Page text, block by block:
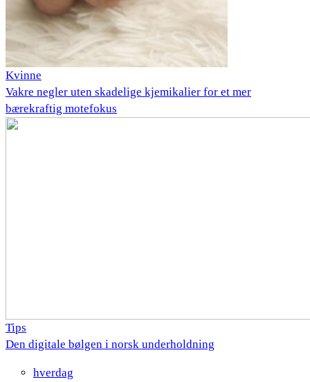
Kvinne
Vakre negler uten skadelige kjemikalier for et mer
bærekraftig motefokus
Tips
Den digitale bølgen i norsk underholdning
hverdag